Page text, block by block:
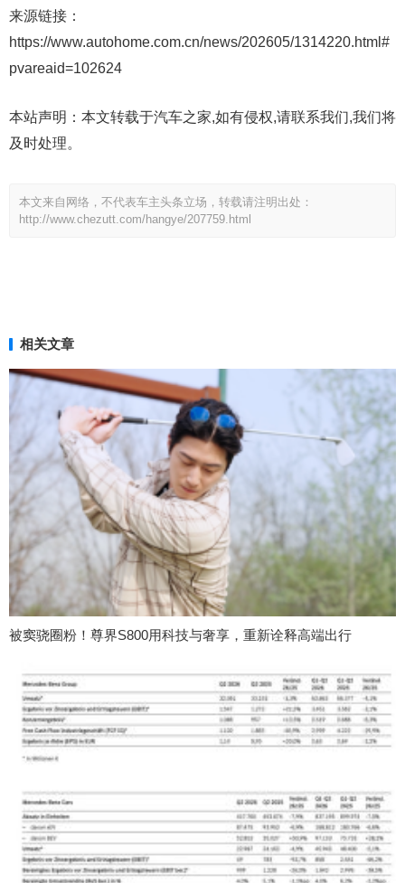
来源链接：
https://www.autohome.com.cn/news/202605/1314220.html#
pvareaid=102624
本站声明：本文转载于汽车之家,如有侵权,请联系我们,我们将
及时处理。
本文来自网络，不代表车主头条立场，转载请注明出处：
http://www.chezutt.com/hangye/207759.html
相关文章
被窦骁圈粉！尊界S800用科技与奢享，重新诠释高端出行